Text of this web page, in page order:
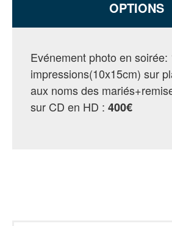
OPTIONS
Evénement photo en soirée:
impressions(10x15cm) sur
aux noms des
sur CD en HD : 400€